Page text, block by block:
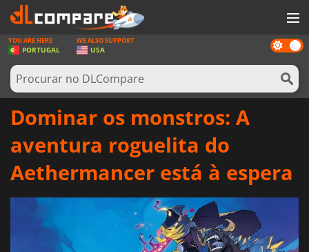
JOGOS
GAME CARDS
SOFTWARE
Dark
mode
YOU ARE HERE
PORTUGAL
WE ALSO SUPPORT
USA
Dominar os monstros: A
aventura roguelita do
Aethermancer está à espera